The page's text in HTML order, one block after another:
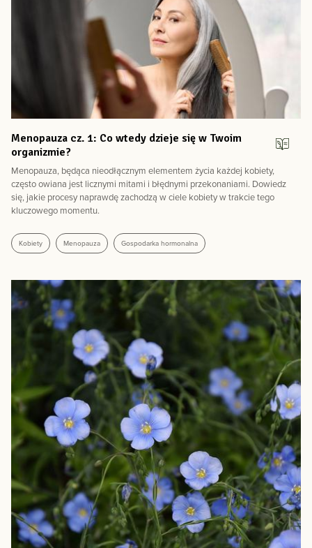
Menopauza cz. 1: Co wtedy dzieje się w Twoim
organizmie?
Menopauza, będąca nieodłącznym elementem życia każdej kobiety,
często owiana jest licznymi mitami i błędnymi przekonaniami. Dowiedz
się, jakie procesy naprawdę zachodzą w ciele kobiety w trakcie tego
kluczowego momentu.
Kobiety Menopauza Gospodarka hormonalna